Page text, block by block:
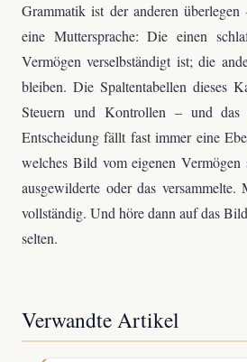
Grammatik ist der anderen
eine Muttersprache: Die einen
Vermögen verselbständigt ist; die
bleiben. Die Spaltentabellen dieses
Steuern und Kontrollen – und das
Entscheidung fällt fast immer eine
welches Bild vom eigenen
ausgewilderte oder das
vollständig. Und höre dann auf das
selten.
Verwandte Artikel